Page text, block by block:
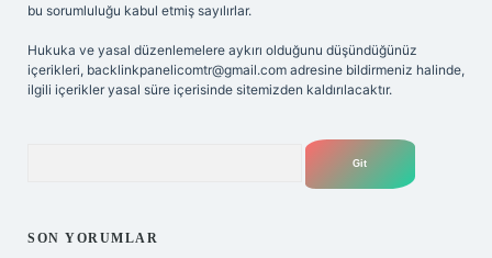
bu sorumluluğu kabul etmiş sayılırlar.
Hukuka ve yasal düzenlemelere aykırı olduğunu düşündüğünüz
içerikleri, backlinkpanelicomtr@gmail.com adresine bildirmeniz halinde,
ilgili içerikler yasal süre içerisinde sitemizden kaldırılacaktır.
SON YORUMLAR